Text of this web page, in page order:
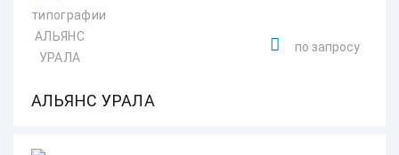
АЛЬЯНС УРАЛА
по запросу